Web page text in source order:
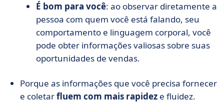
É bom para você: ao observar diretamente a
pessoa com quem você está falando, seu
comportamento e linguagem corporal, você
pode obter informações valiosas sobre suas
oportunidades de vendas.
Porque as informações que você precisa fornecer
e coletarfluem com mais rapidez e fluidez.